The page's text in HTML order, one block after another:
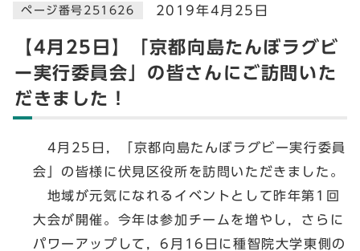
ページ番号251626 2019年4月25日
【4月25日】「京都向島たんぼラグビ
ー実行委員会」の皆さんにご訪問いた
だきました！
4月25日，「京都向島たんぼラグビー実行委員
会」の皆様に伏見区役所を訪問いただきました。
地域が元気になれるイベントとして昨年第1回
大会が開催。今年は参加チームを増やし，さらに
パワーアップして，6月16日に種智院大学東側の